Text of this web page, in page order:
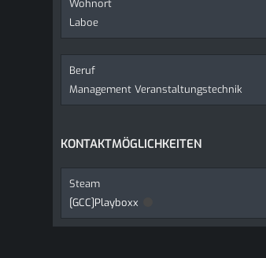
Wohnort
Laboe
Beruf
Management Veranstaltungstechnik
KONTAKTMÖGLICHKEITEN
Steam
[GCC]Playboxx